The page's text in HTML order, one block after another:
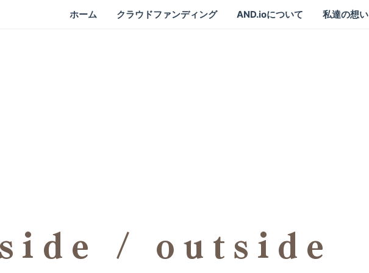
ホーム クラウドファンディング AND.ioについて 私達の想い
/ outside